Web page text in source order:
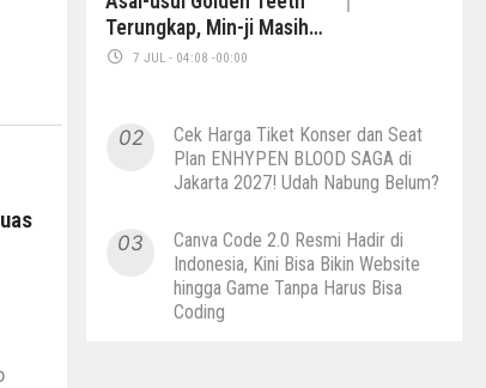
Terungkap, Min-ji Masih
Hidup di Ruang Pendingin
7 JUL - 04:08 -00:00
02
Cek Harga Tiket Konser dan Seat
Plan ENHYPEN BLOOD SAGA di
Jakarta 2027! Udah Nabung Belum?
03
Canva Code 2.0 Resmi Hadir di
Indonesia, Kini Bisa Bikin Website
hingga Game Tanpa Harus Bisa
Coding